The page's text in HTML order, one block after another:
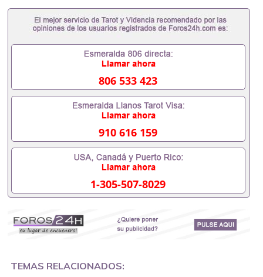
文凭 一、快速办理材料： 1、毕业证+成绩单+留学回
国人员证明+教育部认证,录取通知书，雅思。（全套
留学回国必备证明材料，给父母及亲朋好友一份完美
卡等留学相关材料（申请学校、转学，甚至是申请工
签都可以用到）。 注：上述材料，随时都可以安排办
可以根据客户要求安排。 国内找工作假的毕业证可以
用吗551190476假的毕业证成绩单可以办学历认证吗
551190476要定居国外需要办理什么材料551190476
入职事业单位/国企假的毕业证会查吗551190476入职
国企/事业单位需要些什么材料551190476办理假毕业
证在国内能用吗, 挂科拿不到毕业证怎么办, 毕业证丢
了怎么办, 没有正常毕业怎么办理毕业证,没毕业可以
办学历认证吗,您是否因为中途辍学、挂科而没有正常
毕业551190476您是否因为递交材料不齐而被拒之门
外551190476您是否因没正常毕业而导致回国得不到
教育部认证在校挂科了不想读了,成绩不理想毕不了业
科/研究生文凭551190476如何办理本科/硕士毕业证
551190476网上买文凭可靠吗551190476哪里可以买
么办理 外假毕业证551190476哪里可以制作美国毕业
806 533 423
910 616 159
1-305-507-8029
TEMAS RELACIONADOS: